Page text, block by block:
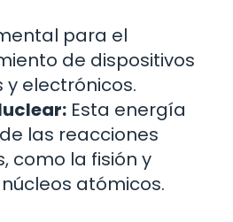
para el
de dispositivos
y electrónicos.
Esta energía
las reacciones
como la fisión y
atómicos.